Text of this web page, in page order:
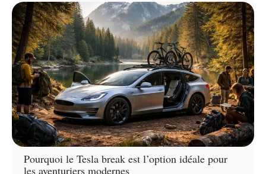
Pourquoi le Tesla break est l’option idéale pour
les aventuriers modernes